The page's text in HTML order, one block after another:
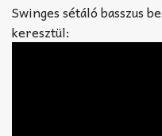
Swinges sétáló basszus
keresztül: